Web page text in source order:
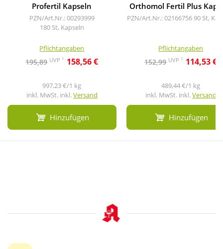
Profertil Kapseln
PZN/Art.Nr.: 00293999
180 St, Kapseln
Pflichtangaben
195,89 UVP 1 158,56 €
997,23 €/1 kg
inkl. MwSt. inkl.Versand
Hinzufügen
Orthomol Fertil Plus
PZN/Art.Nr.: 0216675690 St,
Pflichtangaben
152,99 UVP 1 114,53 €
489,44 €/1 kg
inkl. MwSt. inkl.Versand
Hinzufügen